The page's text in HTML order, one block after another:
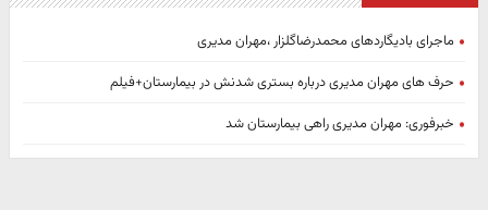
ماجرای بادیگاردهای محمدرضاگلزار ،مهران مدیری
حرف های مهران مدیری درباره بستری شدنش در بیمارستان+فیلم
خبرفوری: مهران مدیری راهی بیمارستان شد